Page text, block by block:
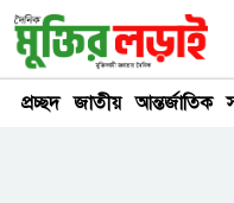
প্রচ্ছদ জাতীয় আন্তর্জাতিক